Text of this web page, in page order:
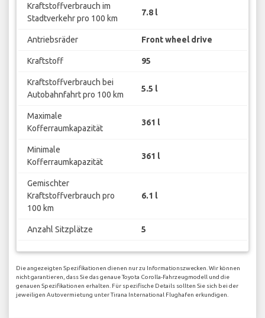
Kraftstoffverbrauch im
Stadtverkehr pro 100 km
7.8 l
Antriebsräder Front wheel drive
Kraftstoff 95
Kraftstoffverbrauch bei
Autobahnfahrt pro 100 km
5.5 l
Maximale
Kofferraumkapazität
361 l
Minimale
Kofferraumkapazität
361 l
Gemischter
Kraftstoffverbrauch pro
100 km
6.1 l
Anzahl Sitzplätze 5
Die angezeigten Spezifikationen dienen nur zu Informationszwecken. Wir können
nicht garantieren, dass Sie das genaue Toyota Corolla-Fahrzeugmodell und die
genauen Spezifikationen erhalten. Für spezifische Details sollten Sie sich bei der
jeweiligen Autovermietung unter Tirana International Flughafen erkundigen.